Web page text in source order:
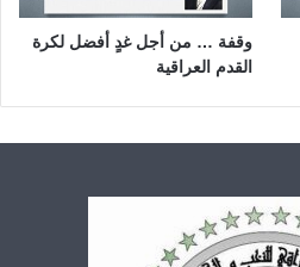
وقفة … من أجل غدٍ أفضل لكرة
القدم العراقية